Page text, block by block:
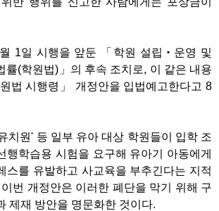
1일 시행을 앞둔 「학원 설립‧운영 및
률(학원법)」의 후속 조치로, 이 같은 내용
법 시행령」 개정안을 입법예고한다고 8
치원' 등 일부 유아 대상 학원들이 입학 조
행학습용 시험을 요구해 유아기 아동에게
스를 유발하고 사교육을 부추긴다는 지적
번 개정안은 이러한 폐단을 막기 위해 구
제재 방안을 명문화한 것이다.